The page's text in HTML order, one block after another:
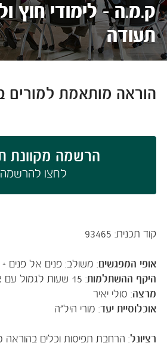
ק.מ.ה - לימודי חוץ
תעודה
הוראה מותאמת למורים
הרשמה מקוונת
לחצו להרשמה​​​​​​​​​​​
קוד תכנית: 93465
אופי המפגשים: משולב: פנים אל פנים +
היקף ההשתלמות: 15 שעות לגמול עם ציון
מרצה: סולי יאיר
אוכלוסיית יעד: מורי היל"ה
רציונל: הרחבת תפיסות וכלים בהוראה